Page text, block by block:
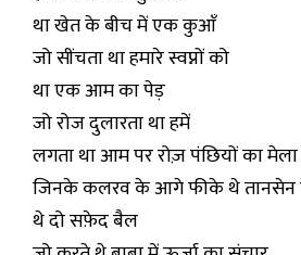
था खेत के बीच में एक कुआँ
जो सींचता था हमारे स्वप्नों को
था एक आम का पेड़
जो रोज दुलारता था हमें
लगता था आम पर रोज़ पंछियों का मेला
जिनके कलरव के आगे फीके थे
थे दो सफ़ेद बैल